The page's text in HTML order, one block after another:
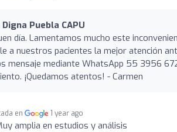
Puebla CAPU
día. Lamentamos mucho este
a nuestros pacientes la mejor atención
mensaje mediante WhatsApp 55 3956
¡Quedamos atentos! - Carmen
en 1 year ago
amplia en estudios y análisis